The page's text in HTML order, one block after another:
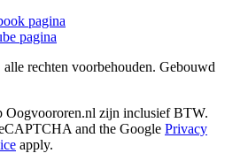
pagina
pagina
rechten voorbehouden. Gebouwd
Oogvoororen.nl zijn inclusief BTW.
and the Google Privacy
apply.